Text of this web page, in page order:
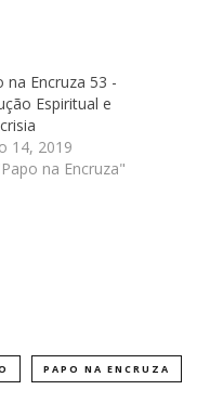
na Encruza 53 -
Espiritual e
14, 2019
na Encruza"
PAPO NA ENCRUZA